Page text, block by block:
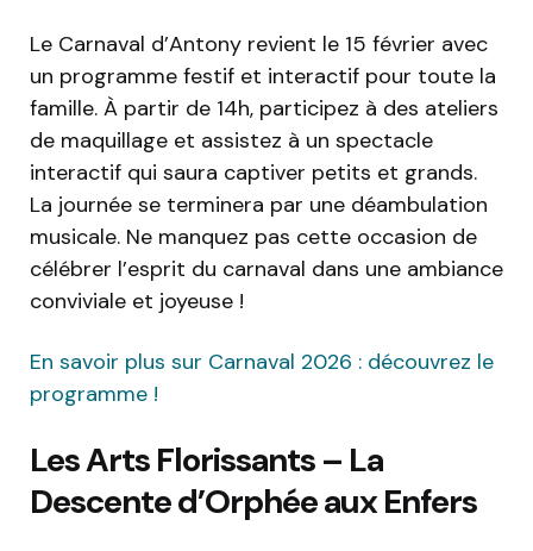
Le Carnaval d’Antony revient le 15 février avec
un programme festif et interactif pour toute la
famille. À partir de 14h, participez à des ateliers
de maquillage et assistez à un spectacle
interactif qui saura captiver petits et grands.
La journée se terminera par une déambulation
musicale. Ne manquez pas cette occasion de
célébrer l’esprit du carnaval dans une ambiance
conviviale et joyeuse !
En savoir plus sur Carnaval 2026 : découvrez le
programme !
Les Arts Florissants – La
Descente d’Orphée aux Enfers